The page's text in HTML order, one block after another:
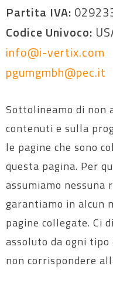
Partita IVA:
Codice Univoco:
info@i-vertix.com
pgumgmbh@pec.it
Sottolineamo di non
contenuti e sulla
le pagine che sono
questa pagina. Per
assumiamo nessuna
garantiamo in alcun
pagine collegate. Ci
assoluto da ogni
non corrispondere